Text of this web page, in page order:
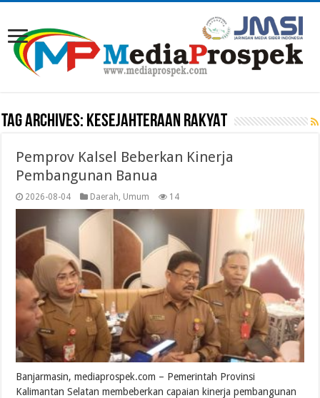
Tag Archives: KESEJAHTERAAN RAKYAT
Pemprov Kalsel Beberkan Kinerja
Pembangunan Banua
2026-08-04 Daerah, Umum 14
Banjarmasin, mediaprospek.com – Pemerintah Provinsi
Kalimantan Selatan membeberkan capaian kinerja pembangunan